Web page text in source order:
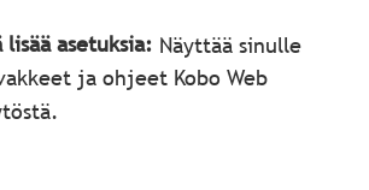
lisää asetuksia: Näyttää sinulle
ja ohjeet Kobo Web